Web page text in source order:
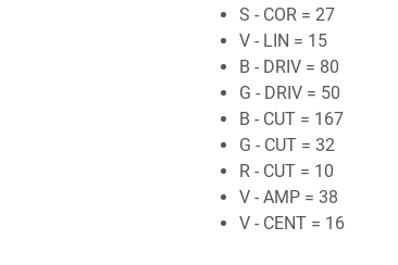
S - COR = 27
V - LIN = 15
B - DRIV = 80
G - DRIV = 50
B - CUT = 167
G - CUT = 32
R - CUT = 10
V - AMP = 38
V - CENT = 16